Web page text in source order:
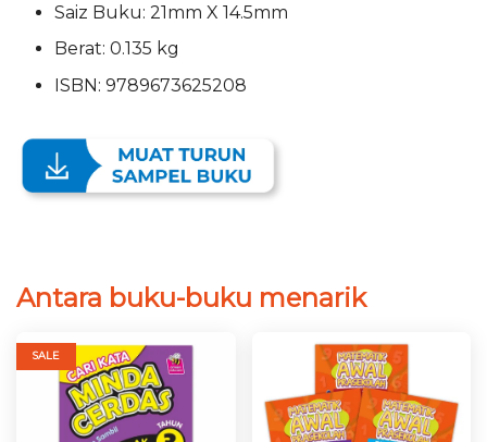
Saiz Buku: 21mm X 14.5mm
Berat: 0.135 kg
ISBN: 9789673625208
Antara buku-buku menarik
SALE